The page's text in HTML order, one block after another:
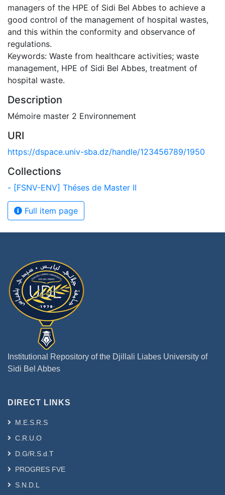
managers of the HPE of Sidi Bel Abbes to achieve a
good control of the management of hospital wastes,
and this within the conformity and observance of
regulations.
Keywords: Waste from healthcare activities; waste
management, HPE of Sidi Bel Abbes, treatment of
hospital waste.
Description
Mémoire master 2 Environnement
URI
https://dspace.univ-sba.dz/handle/123456789/1950
Collections
- [FSNV-ENV] Théses de Master II
Full item page
Institutional Repository of the Djillali Liabes University of
Sidi Bel Abbes
DIRECT LINKS
M.E.S.R.S
C.R.U.O
D.G/R.S.d.T
PROGRES FVE
S.N.D.L